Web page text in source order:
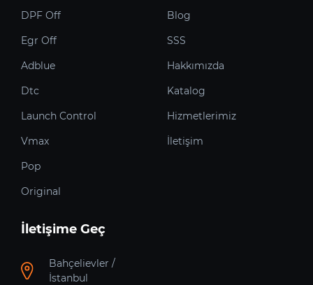
DPF Off
Egr Off
Adblue
Dtc
Launch Control
Vmax
Pop
Original
Blog
SSS
Hakkımızda
Katalog
Hizmetlerimiz
İletişim
İletişime Geç
Bahçelievler /
İstanbul